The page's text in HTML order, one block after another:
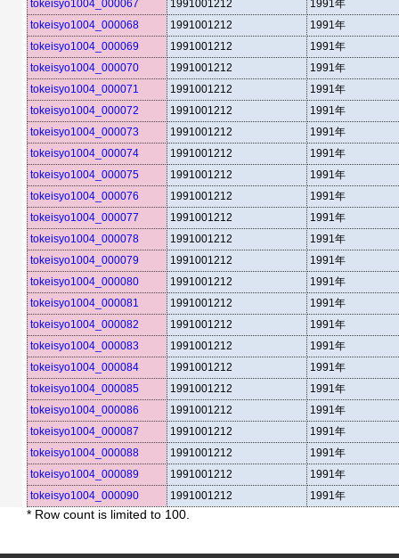
tokeisyo1004_000067
1991001212
1991年
tokeisyo1004_000068
1991001212
1991年
tokeisyo1004_000069
1991001212
1991年
tokeisyo1004_000070
1991001212
1991年
tokeisyo1004_000071
1991001212
1991年
tokeisyo1004_000072
1991001212
1991年
tokeisyo1004_000073
1991001212
1991年
tokeisyo1004_000074
1991001212
1991年
tokeisyo1004_000075
1991001212
1991年
tokeisyo1004_000076
1991001212
1991年
tokeisyo1004_000077
1991001212
1991年
tokeisyo1004_000078
1991001212
1991年
tokeisyo1004_000079
1991001212
1991年
tokeisyo1004_000080
1991001212
1991年
tokeisyo1004_000081
1991001212
1991年
tokeisyo1004_000082
1991001212
1991年
tokeisyo1004_000083
1991001212
1991年
tokeisyo1004_000084
1991001212
1991年
tokeisyo1004_000085
1991001212
1991年
tokeisyo1004_000086
1991001212
1991年
tokeisyo1004_000087
1991001212
1991年
tokeisyo1004_000088
1991001212
1991年
tokeisyo1004_000089
1991001212
1991年
tokeisyo1004_000090
1991001212 1991年
* Row count is limited to 100.